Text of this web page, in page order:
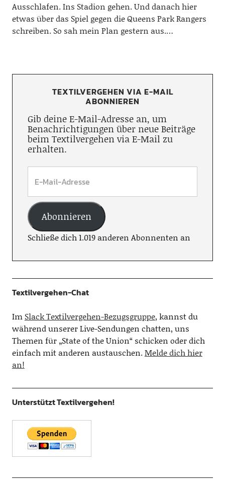
Ausschlafen. Ins Stadion gehen. Und danach hier
etwas über das Spiel gegen die Queens Park Rangers
schreiben. So sah mein Plan gestern aus.…
TEXTILVERGEHEN VIA E-MAIL
ABONNIEREN
Gib deine E-Mail-Adresse an, um
Benachrichtigungen über neue Beiträge
beim Textilvergehen via E-Mail zu
erhalten.
Abonnieren
Schließe dich 1.019 anderen Abonnenten an
Textilvergehen-Chat
Im Slack Textilvergehen-Bezugsgruppe, kannst du
während unserer Live-Sendungen chatten, uns
Themen für „State of the Union“ schicken oder dich
einfach mit anderen austauschen.Melde dich hier
an!
Unterstützt Textilvergehen!